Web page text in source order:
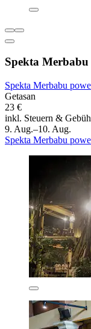
Spekta
Spekta Merbabu
Getasan
23 €
inkl. Steuern &
9. Aug.–10. Aug.
Spekta Merbabu